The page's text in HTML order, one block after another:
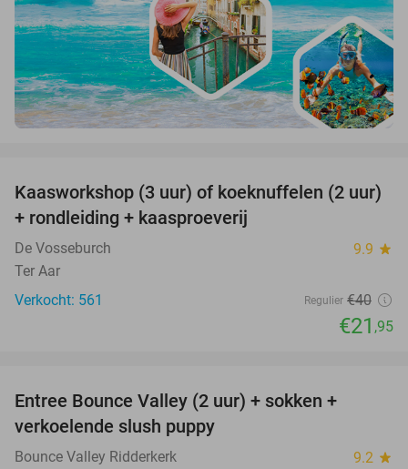
45%
Kaasworkshop (3 uur) of koeknuffelen (2 uur)
+ rondleiding + kaasproeverij
De Vosseburch 9.9 star
Ter Aar
Verkocht: 561
Regulier €40
€21 ,95
Entree Bounce Valley (2 uur) + sokken +
verkoelende slush puppy
Bounce Valley Ridderkerk 9.2 star